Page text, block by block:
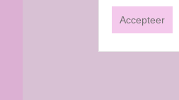
Accepteer